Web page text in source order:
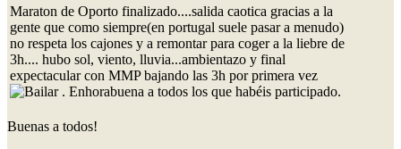
Maraton de Oporto finalizado....salida caotica gracias a la
gente que como siempre(en portugal suele pasar a menudo)
no respeta los cajones y a remontar para coger a la liebre de
3h.... hubo sol, viento, lluvia...ambientazo y final
expectacular con MMP bajando las 3h por primera vez
. Enhorabuena a todos los que habéis participado.
Buenas a todos!